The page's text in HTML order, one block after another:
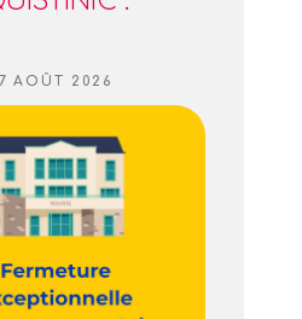
PUBLIÉ
7 AOÛT 2026